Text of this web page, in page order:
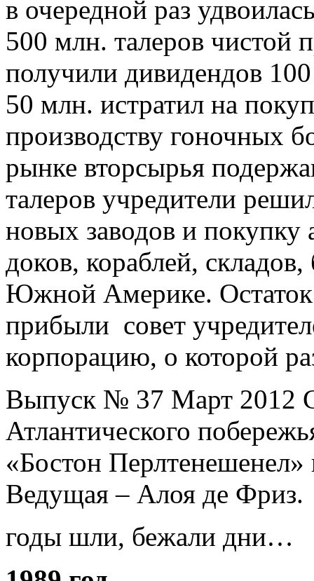
в очередной раз
500 млн. талеров чистой
получили дивидендов
50 млн. истратил на
производству гоночных
рынке вторсырья
талеров учредители
новых заводов и
доков, кораблей,
Южной Америке. Остаток
прибыли совет
корпорацию, о которой
Выпуск № 37 Март 2012
Атлантического
«Бостон Перлтенешенел»
Ведущая – Алоя де Фриз.
годы шли, бежали дни…